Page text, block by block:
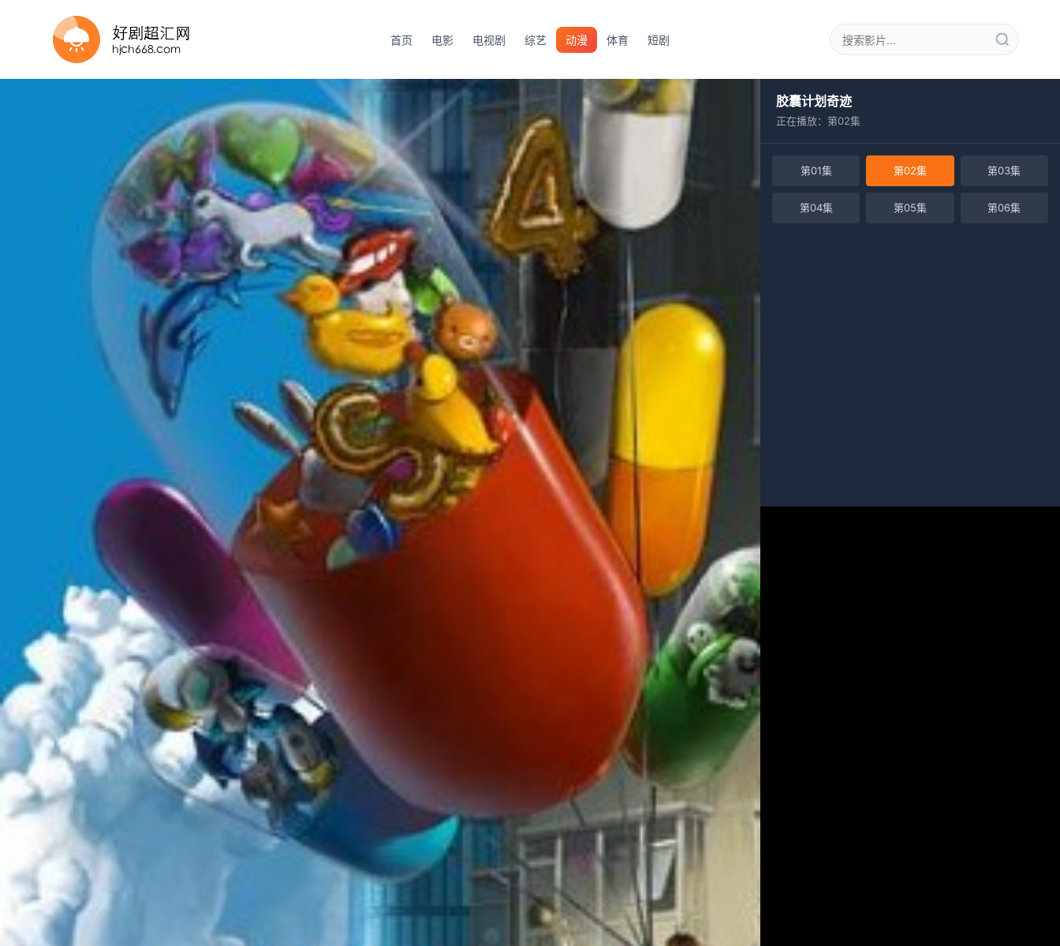
首页 电影 电视剧 综艺 动漫 体育 短剧
胶囊计划奇迹
正在播放：第02集
第01集 第02集 第03集
第04集 第05集 第06集
连载中 连载到3集